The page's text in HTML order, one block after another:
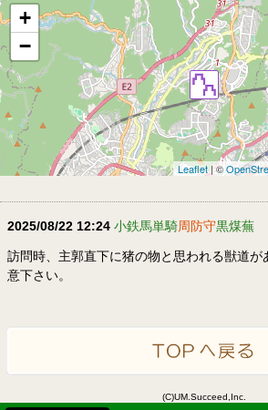
+
−
Leaflet| ©
2025/08/22 12:24 小鉄馬単騎周防守黒煤蕪
訪問時、主郭直下に猪の物と思われる獣道が
意下さい。
(C)UM.Succeed,Inc.